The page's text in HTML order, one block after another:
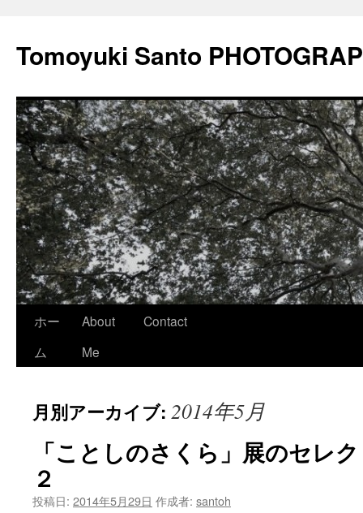
Tomoyuki Santo
ス
ホー
ム
About
Me
Contact
月別アーカイブ: 2014年5月
「ことしのさくら」展のセレ
２
投稿日: 2014年5月29日 作成者: santoh